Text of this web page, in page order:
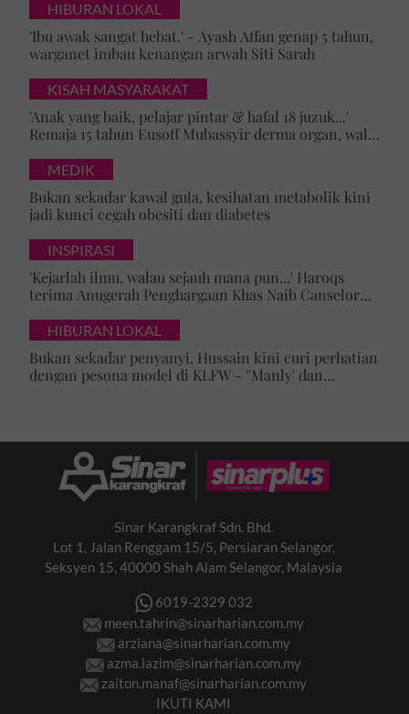
HIBURAN LOKAL
'Ibu awak sangat hebat.' - Ayash Affan genap 5 tahun,
warganet imbau kenangan arwah Siti Sarah
KISAH MASYARAKAT
'Anak yang baik, pelajar pintar & hafal 18 juzuk...'
Remaja 15 tahun Eusoff Mubassyir derma organ, walk
MEDIK
Bukan sekadar kawal gula, kesihatan metabolik kini
jadi kunci cegah obesiti dan diabetes
INSPIRASI
'Kejarlah ilmu, walau sejauh mana pun...' Haroqs
terima Anugerah Penghargaan Khas Naib Canselor
HIBURAN LOKAL
Bukan sekadar penyanyi, Hussain kini curi perhatian
dengan pesona model di KLFW - ''Manly' dan
Sinar Karangkraf Sdn. Bhd.
Lot 1, Jalan Renggam 15/5, Persiaran Selangor,
Seksyen 15, 40000 Shah Alam Selangor, Malaysia
6019-2329 032
meen.tahrin@sinarharian.com.my
arziana@sinarharian.com.my
azma.lazim@sinarharian.com.my
zaiton.manaf@sinarharian.com.my
IKUTI KAMI